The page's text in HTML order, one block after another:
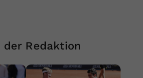
der Redaktion